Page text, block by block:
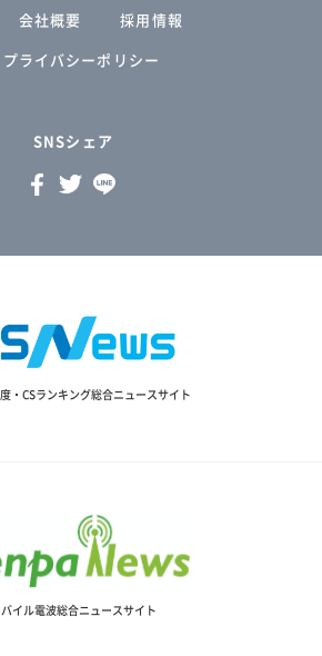
会社概要
採用情報
プライバシーポリシー
SNSシェア
・CSランキング総合ニュースサイト
イル電波総合ニュースサイト